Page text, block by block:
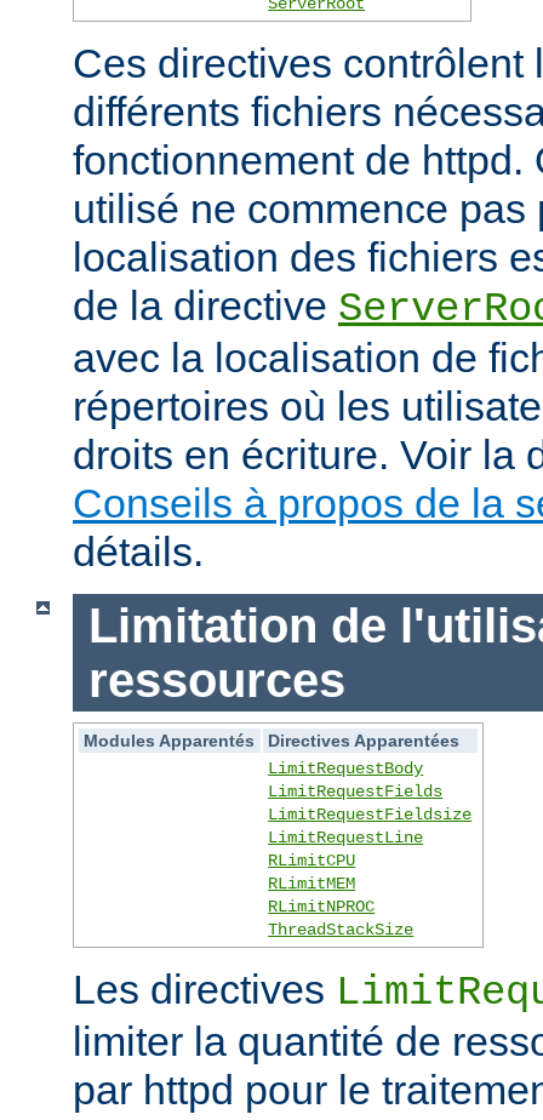
Ces directives contrôlent
différents fichiers
fonctionnement de httpd.
utilisé ne commence pas
localisation des fichiers
de la directive
avec la localisation de
répertoires où les
droits en écriture. Voir la
Conseils à propos de la
détails.
Limitation de
ressources
Modules Apparentés
Directives Apparentées
LimitRequestBody
LimitRequestFields
LimitRequestFieldsize
LimitRequestLine
RLimitCPU
RLimitMEM
RLimitNPROC
ThreadStackSize
Les directives
limiter la quantité de
par httpd pour le